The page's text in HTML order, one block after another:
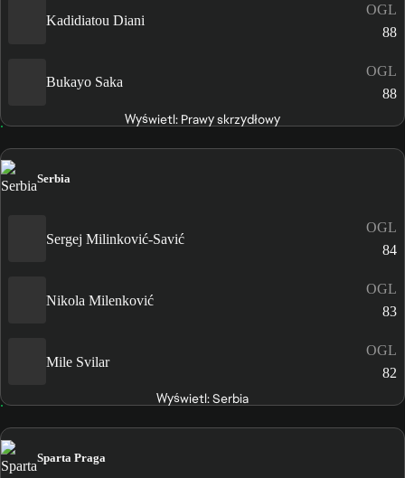
Kadidiatou Diani
OGL
88
Bukayo Saka
OGL
88
Wyświetl: Prawy skrzydłowy
Serbia
Sergej Milinković-Savić
OGL
84
Nikola Milenković
OGL
83
Mile Svilar
OGL
82
Wyświetl: Serbia
Sparta Praga